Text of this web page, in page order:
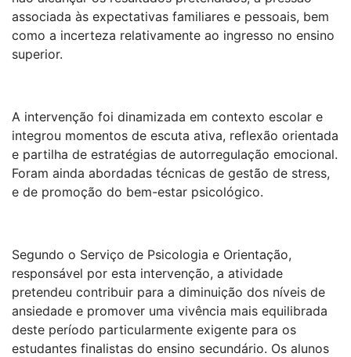
associada às expectativas familiares e pessoais, bem
como a incerteza relativamente ao ingresso no ensino
superior.
A intervenção foi dinamizada em contexto escolar e
integrou momentos de escuta ativa, reflexão orientada
e partilha de estratégias de autorregulação emocional.
Foram ainda abordadas técnicas de gestão de stress,
e de promoção do bem-estar psicológico.
Segundo o Serviço de Psicologia e Orientação,
responsável por esta intervenção, a atividade
pretendeu contribuir para a diminuição dos níveis de
ansiedade e promover uma vivência mais equilibrada
deste período particularmente exigente para os
estudantes finalistas do ensino secundário. Os alunos